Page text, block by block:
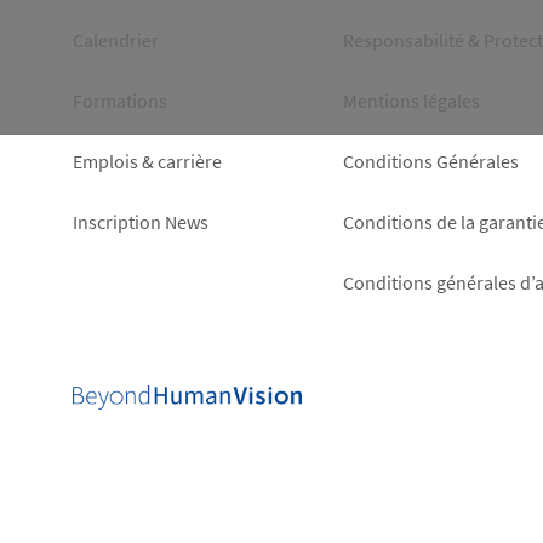
left
Calendrier
Formations
Emplois & carrière
Inscription News
right
Responsabilité &
Mentions légales
Conditions Générales
Conditions de la
Conditions générales